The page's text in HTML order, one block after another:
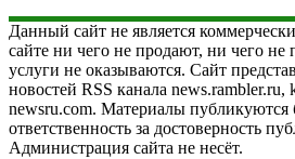
Данный сайт не является
сайте ни чего не продают, ни чего не
услуги не оказываются. Сайт
новостей RSS канала news.rambler.ru,
newsru.com. Материалы публикуются
ответственность за достоверность
Администрация сайта не несёт.